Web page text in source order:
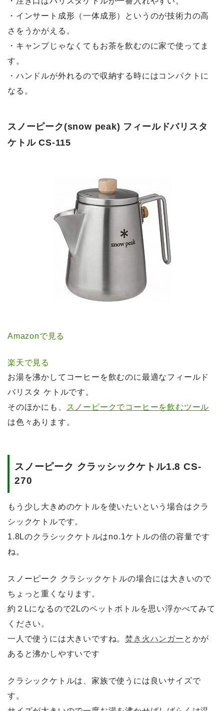
・インサート成形（一体成形）というのが技術力の高
さをうかがえる。
・キャンプじゃなくてもお茶を飲むのに家で使ってま
す。
・ハンドルが外れるので収納する時にはコンパクトに
なる。
スノーピーク(snow peak) フィールドバリスタ
ケトル CS-115
Amazonで見る
楽天で見る
お湯を沸かしてコーヒーを飲むのに最適なフィールド
バリスタ ケトルです。
そのほかにも、
スノーピークでコーヒーを飲むツール
は色々あります。
スノーピーク クラッシックケトル1.8 CS-
270
もう少し大きめのケトルを使いたいという場合はクラ
シックケトルです。
1.8Lのクラシックケトルはno.1ケトルの倍の容量です
ね。
スノーピーク クラシックケトルの場合には大きいので
ちょっと重くなります。
約２Lになるので2Lのペットボトルを思い浮かべてみて
ください。
一人で使うには大きいですね。焚き火ハンガー とかが
あると沸かしやすいです
クラシックケトルは、家族で使うには良いサイズで
す。